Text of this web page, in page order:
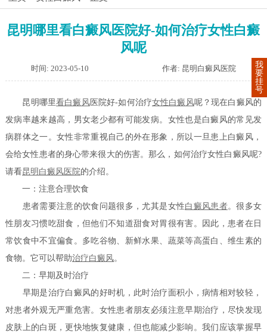
昆明哪里看白癜风医院好-如何治疗女性白癜
风呢
时间: 2023-05-10 作者: 昆明白癜风医院
昆明哪里看白癜风医院好-如何治疗女性白癜风呢？现在白癜风的
发病率越来越高，男女老少都有可能发病。女性也是白癜风的常见发
病群体之一。女性非常重视自己的外在形象，所以一旦患上白癜风，
会给女性患者的身心带来很大的伤害。那么，如何治疗女性白癜风呢?
请看昆明白癜风医院的介绍。
一：注意合理饮食
患者需要注意的饮食问题很多，尤其是女性白癜风患者。很多女
性朋友习惯吃甜食，但他们不知道甜食对胃很有害。因此，患者在日
常饮食中不宜偏食。多吃谷物、新鲜水果、蔬菜等高蛋白、维生素的
食物。它可以帮助治疗白癜风。
二：早期及时治疗
早期是治疗白癜风的好时机，此时治疗面积小，病情相对较轻，
对患者外观无严重危害。女性患者朋友必须注意早期治疗，尽快发现
皮肤上的白斑，更快地恢复健康，但也能减少影响。我们应该掌握早
我
要
挂
号